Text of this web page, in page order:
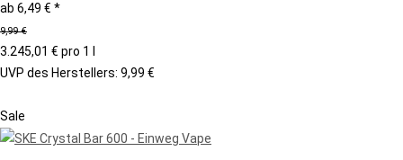
ab 6,49 € *
9,99 €
3.245,01 € pro 1 l
UVP des Herstellers: 9,99 €
Sale